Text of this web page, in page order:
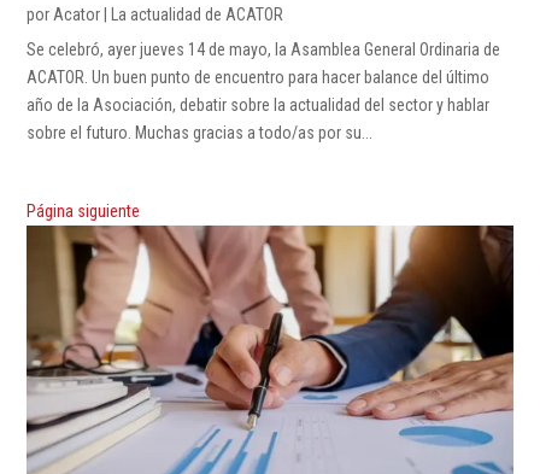
por Acator
La actualidad de ACATOR
Se celebró, ayer jueves 14 de mayo, la Asamblea General Ordinaria de
ACATOR. Un buen punto de encuentro para hacer balance del último
año de la Asociación, debatir sobre la actualidad del sector y hablar
sobre el futuro. Muchas gracias a todo/as por su...
Página siguiente